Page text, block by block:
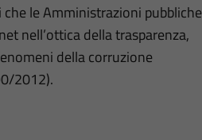
le Amministrazioni pubbliche
nell’ottica della trasparenza,
della corruzione
2012).